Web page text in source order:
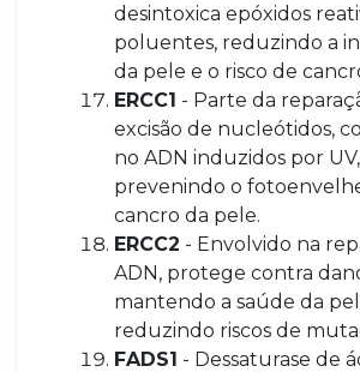
desintoxica epóxidos
poluentes, reduzindo a
da pele e o risco de
ERCC1 - Parte da
excisão de nucleótidos,
no ADN induzidos por UV,
prevenindo o
cancro da pele.
ERCC2 - Envolvido na
ADN, protege contra
mantendo a saúde da
reduzindo riscos de
FADS1 - Dessaturase de